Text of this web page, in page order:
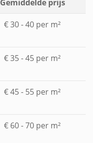
Gemiddelde prijs
€ 30 - 40 per m²
€ 35 - 45 per m²
€ 45 - 55 per m²
€ 60 - 70 per m²